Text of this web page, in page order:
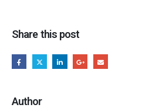
Share this post
Author